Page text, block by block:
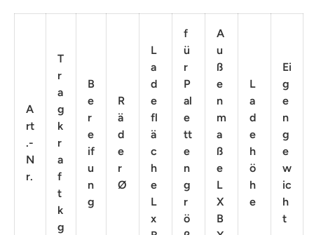
A
rt
.-
N
r.
T
r
a
g
k
r
a
f
t
k
g
B
e
r
e
if
u
n
g
R
ä
d
e
r
Ø
L
a
d
e
fl
ä
c
h
e
L
x
f
ü
r
P
al
e
tt
e
n
g
r
ö
A
u
ß
e
n
m
a
ß
e
L
X
B
L
a
d
e
h
ö
h
e
Ei
g
e
n
g
e
w
ic
h
t